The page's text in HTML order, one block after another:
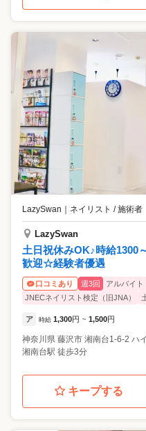
LazySwan ネイリスト / 施術者
LazySwan
土日祝休みOK♪時給1300
歓迎☆経験者優遇
口コミあり 週3回
アルバイト
JNECネイリスト検定（旧JNA）
ア 時給 1,300円 ~ 1,500円
神奈川県 藤沢市 湘南台1-6-2 ハ
湘南台駅 徒歩3分
キープする